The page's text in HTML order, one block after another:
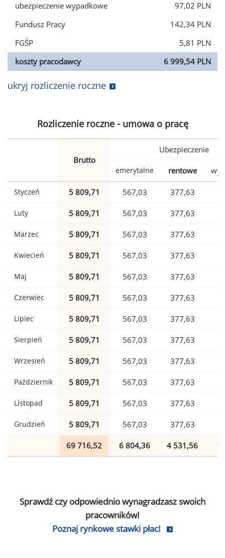
ubezpieczenie wypadkowe
97,02 PLN
Fundusz Pracy
142,34 PLN
FGŚP
5,81 PLN
koszty pracodawcy
6 999,54 PLN
ukryj rozliczenie roczne
Rozliczenie roczne - umowa o pracę
Brutto
Ubezpieczenie
emerytalne rentowe
Styczeń 5 809,71 567,03 377,63
Luty 5 809,71 567,03 377,63
Marzec 5 809,71 567,03 377,63
Kwiecień 5 809,71 567,03 377,63
Maj 5 809,71 567,03 377,63
Czerwiec 5 809,71 567,03 377,63
Lipiec 5 809,71 567,03 377,63
Sierpień 5 809,71 567,03 377,63
Wrzesień 5 809,71 567,03 377,63
Październik 5 809,71 567,03 377,63
Listopad 5 809,71 567,03 377,63
Grudzień 5 809,71 567,03 377,63
69 716,52 6 804,36 4 531,56 1
Sprawdź czy odpowiednio wynagradzasz swoich
pracowników!
Poznaj rynkowe stawki płac!